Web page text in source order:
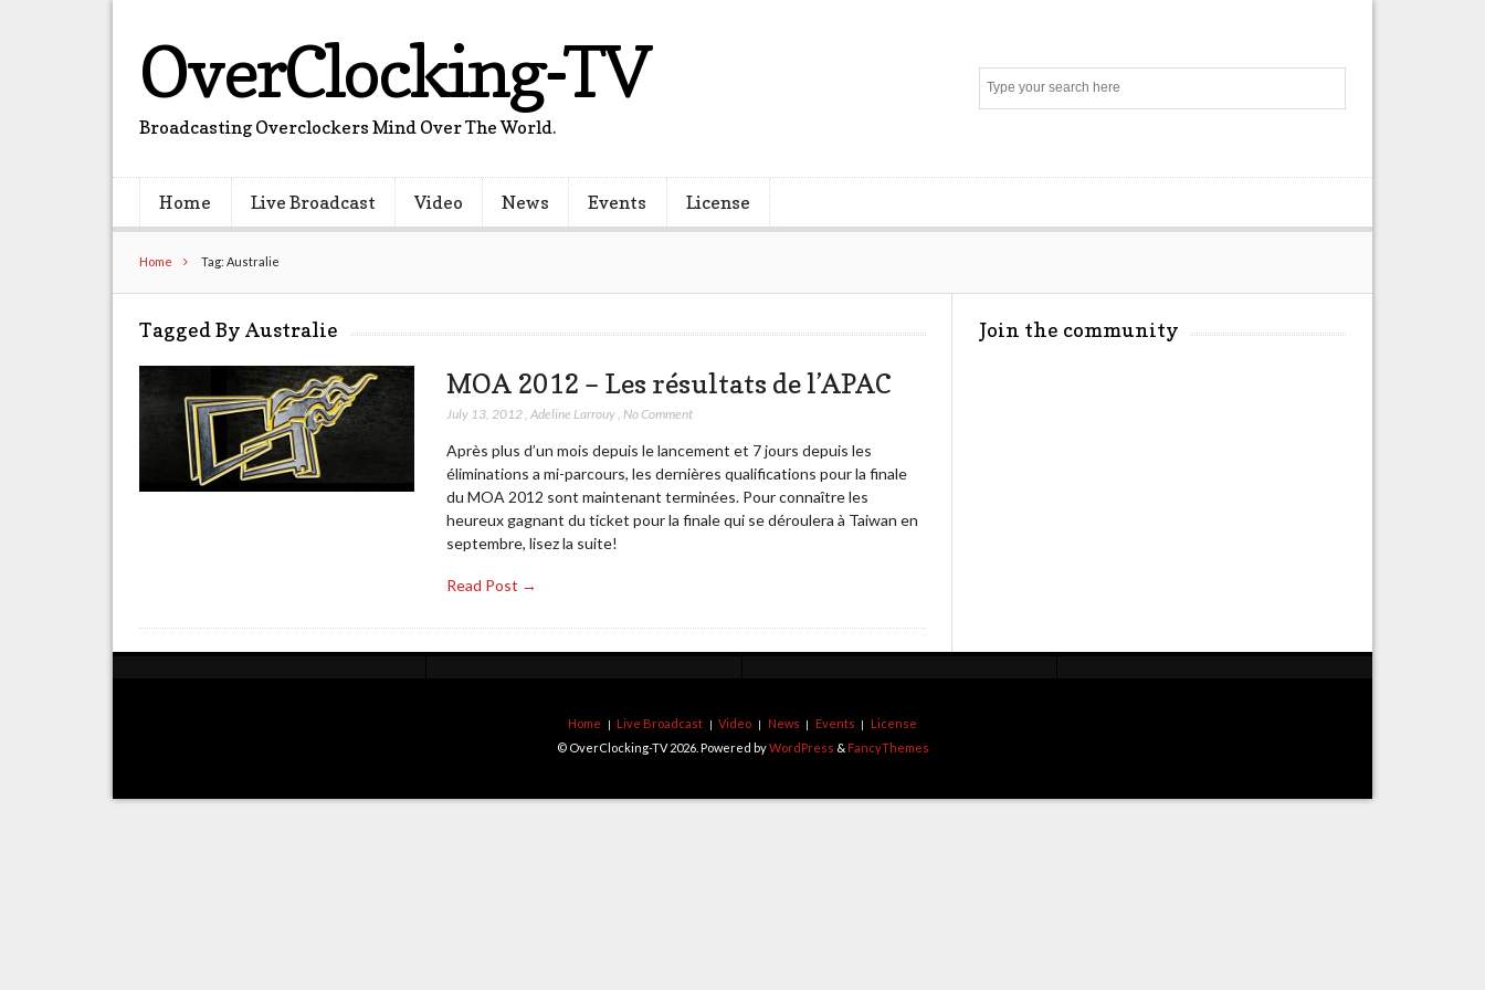
OverClocking-TV
Broadcasting Overclockers Mind Over The World.
Home Live Broadcast Video News Events License
Home Tag: Australie
Tagged By Australie
MOA 2012 – Les résultats de l’APAC
July 13, 2012, Adeline Larrouy, No Comment
Après plus d’un mois depuis le lancement et 7 jours depuis les
éliminations a mi-parcours, les dernières qualifications pour la finale
du MOA 2012 sont maintenant terminées. Pour connaître les
heureux gagnant du ticket pour la finale qui se déroulera à Taiwan en
septembre, lisez la suite!
Read Post →
Join the community
Home Live Broadcast Video News Events
License
© OverClocking-TV 2026. Powered byWordPress & FancyThemes